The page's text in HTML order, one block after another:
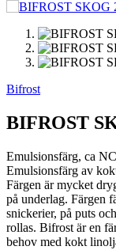
Bifrost
BIFROST
Emulsionsfärg, ca
Emulsionsfärg av
Färgen är mycket
på underlag. Färgen
snickerier, på puts
rollas. Bifrost är en
behov med kokt